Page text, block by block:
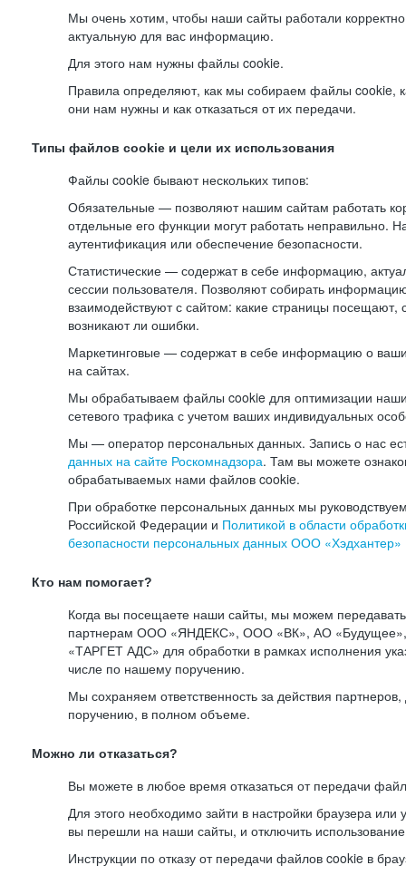
Мы очень хотим, чтобы наши сайты работали
актуальную для вас информацию.
Для этого нам нужны файлы cookie.
Правила определяют, как мы собираем файлы cookie,
они нам нужны и как отказаться от их передачи.
Типы файлов cookie и цели их использования
Файлы cookie бывают нескольких типов:
Обязательные — позволяют нашим сайтам работать
отдельные его функции могут работать неправильно.
аутентификация или обеспечение безопасности.
Статистические — содержат в себе информацию,
сессии пользователя. Позволяют собирать
взаимодействуют с сайтом: какие страницы посещают,
возникают ли ошибки.
Маркетинговые — содержат в себе информацию о
на сайтах.
Мы обрабатываем файлы cookie для оптимизации
сетевого трафика с учетом ваших индивидуальных
Мы — оператор персональных данных. Запись о нас
данных на сайте Роскомнадзора. Там вы можете
обрабатываемых нами файлов cookie.
При обработке персональных данных мы
Российской Федерации и Политикой в области
безопасности персональных данных ООО «Хэдхантер»
Кто нам помогает?
Когда вы посещаете наши сайты, мы можем
партнерам ООО «ЯНДЕКС», ООО «ВК», АО
«ТАРГЕТ АДС» для обработки в рамках исполнения
числе по нашему поручению.
Мы сохраняем ответственность за действия
поручению, в полном объеме.
Можно ли отказаться?
Вы можете в любое время отказаться от передачи
Для этого необходимо зайти в настройки браузера или
вы перешли на наши сайты, и отключить
Инструкции по отказу от передачи файлов cookie в